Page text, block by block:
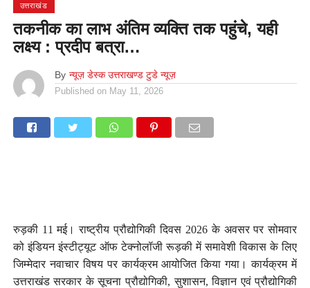
उत्तराखंड
तकनीक का लाभ अंतिम व्यक्ति तक पहुंचे, यही
लक्ष्य : प्रदीप बत्रा…
By न्यूज़ डेस्क उत्तराखण्ड टुडे न्यूज़
Published on May 11, 2026
रुड़की 11 मई। राष्ट्रीय प्रौद्योगिकी दिवस 2026 के अवसर पर सोमवार
को इंडियन इंस्टीट्यूट ऑफ टेक्नोलॉजी रूड़की में समावेशी विकास के लिए
जिम्मेदार नवाचार विषय पर कार्यक्रम आयोजित किया गया। कार्यक्रम में
उत्तराखंड सरकार के सूचना प्रौद्योगिकी, सुशासन, विज्ञान एवं प्रौद्योगिकी